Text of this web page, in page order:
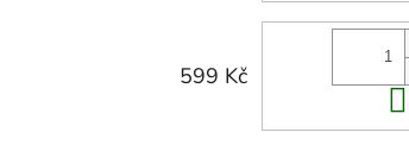
599 Kč